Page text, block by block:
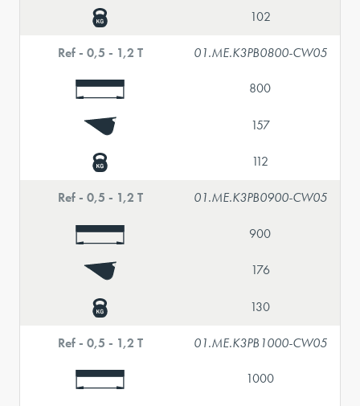
102
Ref - 0,5 - 1,2 T 01.ME.K3PB0800-CW05
800
157
112
Ref - 0,5 - 1,2 T 01.ME.K3PB0900-CW05
900
176
130
Ref - 0,5 - 1,2 T 01.ME.K3PB1000-CW05
1000